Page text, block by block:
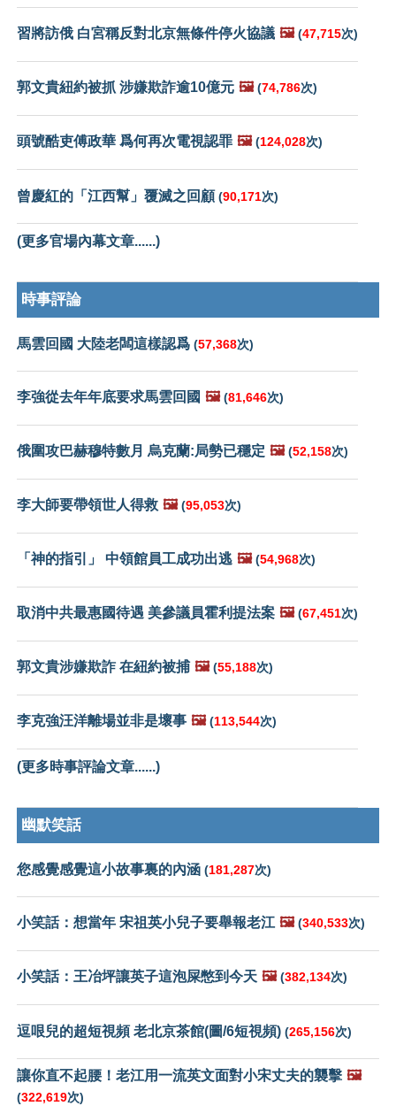
習將訪俄 白宮稱反對北京無條件停火協議 🖼️ (47,715次)
郭文貴紐約被抓 涉嫌欺詐逾10億元 🖼️ (74,786次)
頭號酷吏傅政華 爲何再次電視認罪 🖼️ (124,028次)
曾慶紅的「江西幫」覆滅之回顧(90,171次)
(更多官場內幕文章......)
時事評論
馬雲回國 大陸老闆這樣認爲 (57,368次)
李強從去年年底要求馬雲回國 🖼️ (81,646次)
俄圍攻巴赫穆特數月 烏克蘭:局勢已穩定 🖼️ (52,158次)
李大師要帶領世人得救 🖼️ (95,053次)
「神的指引」 中領館員工成功出逃 🖼️ (54,968次)
取消中共最惠國待遇 美參議員霍利提法案 🖼️ (67,451次)
郭文貴涉嫌欺詐 在紐約被捕 🖼️ (55,188次)
李克強汪洋離場並非是壞事 🖼️ (113,544次)
(更多時事評論文章......)
幽默笑話
您感覺感覺這小故事裏的內涵 (181,287次)
小笑話：想當年 宋祖英小兒子要舉報老江 🖼️ (340,533次)
小笑話：王冶坪讓英子這泡屎憋到今天 🖼️ (382,134次)
逗哏兒的超短視頻 老北京茶館(圖/6短視頻) (265,156次)
讓你直不起腰！老江用一流英文面對小宋丈夫的襲擊 🖼️
(322,619次)